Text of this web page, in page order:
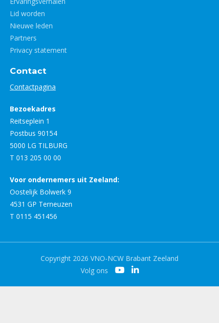
Lid worden
Nieuwe leden
Partners
Privacy statement
Contact
Contactpagina
Bezoekadres
Reitseplein 1
Postbus 90154
5000 LG TILBURG
T 013 205 00 00
Voor ondernemers uit Zeeland:
Oostelijk Bolwerk 9
4531 GP Terneuzen
T 0115 451456
Copyright 2026 VNO-NCW Brabant Zeeland
Volg ons